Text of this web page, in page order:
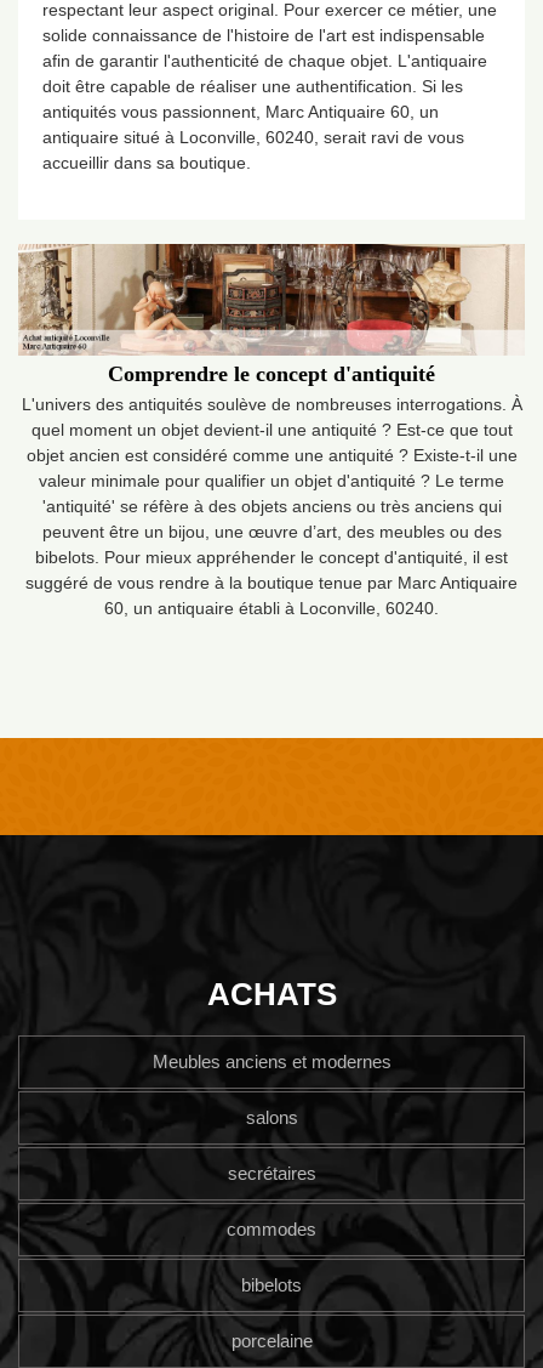
respectant leur aspect original. Pour exercer ce métier, une
solide connaissance de l'histoire de l'art est indispensable
afin de garantir l'authenticité de chaque objet. L'antiquaire
doit être capable de réaliser une authentification. Si les
antiquités vous passionnent, Marc Antiquaire 60, un
antiquaire situé à Loconville, 60240, serait ravi de vous
accueillir dans sa boutique.
Comprendre le concept d'antiquité
L'univers des antiquités soulève de nombreuses interrogations. À
quel moment un objet devient-il une antiquité ? Est-ce que tout
objet ancien est considéré comme une antiquité ? Existe-t-il une
valeur minimale pour qualifier un objet d'antiquité ? Le terme
'antiquité' se réfère à des objets anciens ou très anciens qui
peuvent être un bijou, une œuvre d’art, des meubles ou des
bibelots. Pour mieux appréhender le concept d'antiquité, il est
suggéré de vous rendre à la boutique tenue par Marc Antiquaire
60, un antiquaire établi à Loconville, 60240.
ACHATS
Meubles anciens et modernes
salons
secrétaires
commodes
bibelots
porcelaine